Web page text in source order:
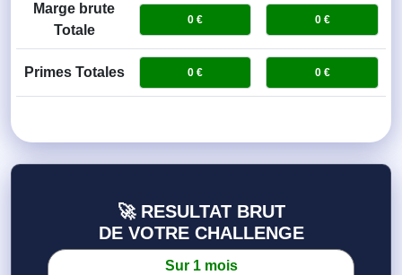
Marge brute
Totale
Primes Totales
🚀 RESULTAT BRUT
DE VOTRE CHALLENGE
Sur 1 mois